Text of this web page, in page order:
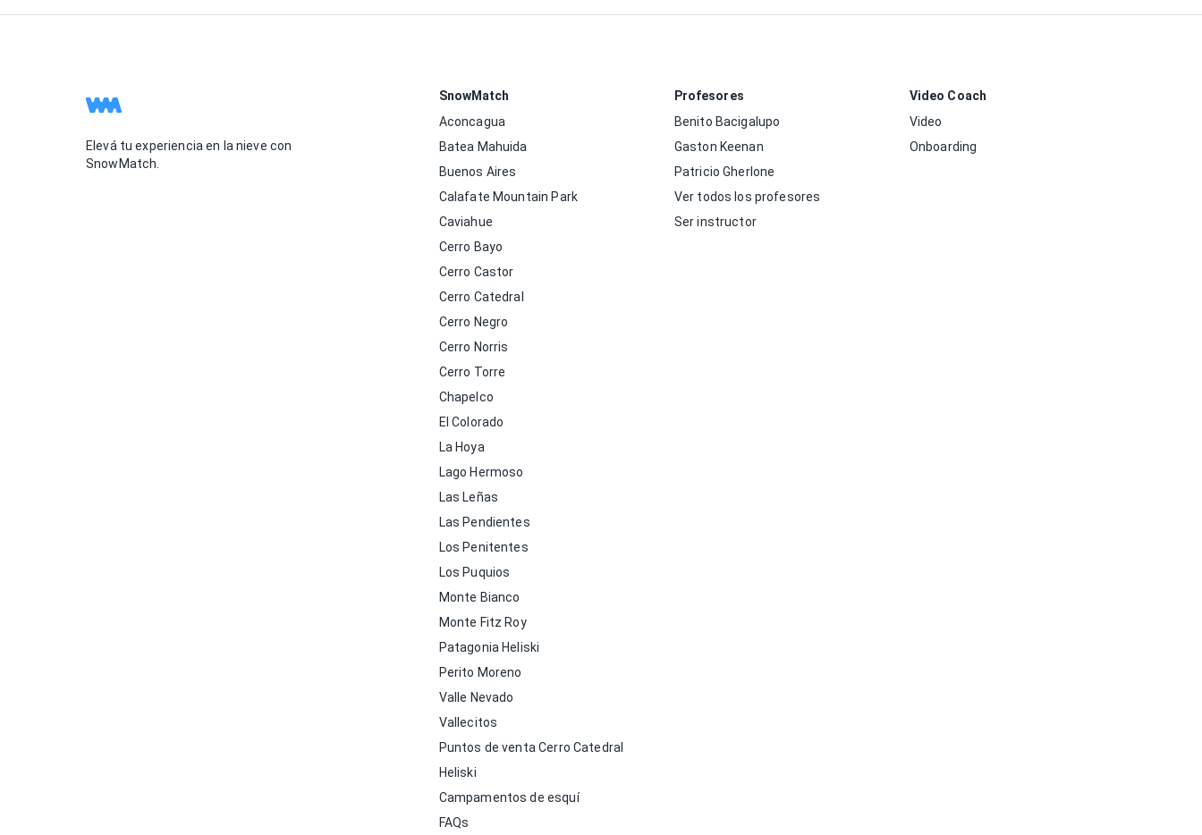
Elevá tu experiencia en la nieve con
SnowMatch.
SnowMatch
Aconcagua
Batea Mahuida
Buenos Aires
Calafate Mountain Park
Caviahue
Cerro Bayo
Cerro Castor
Cerro Catedral
Cerro Negro
Cerro Norris
Cerro Torre
Chapelco
El Colorado
La Hoya
Lago Hermoso
Las Leñas
Las Pendientes
Los Penitentes
Los Puquios
Monte Bianco
Monte Fitz Roy
Patagonia Heliski
Perito Moreno
Valle Nevado
Vallecitos
Puntos de venta Cerro Catedral
Heliski
Campamentos de esquí
FAQs
Profesores
Benito Bacigalupo
Gaston Keenan
Patricio Gherlone
Ver todos los profesores
Ser instructor
Video Coach
Video
Onboarding